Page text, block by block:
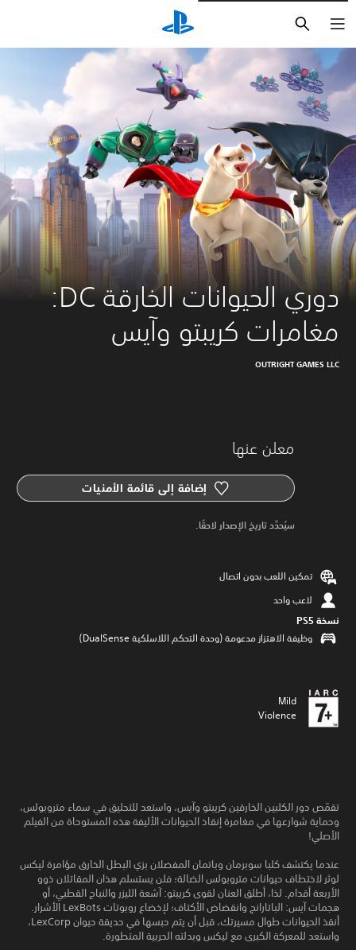
دوري الحیوانات الخارقة DC:
مغامرات كريبتو وآيس
OUTRIGHT GAMES LLC
معلن عنها
إضافة إلى قائمة الأمنيات
سيُحدَّد تاريخ الإصدار لاحقًا.
تمكين اللعب بدون اتصال
لاعب واحد
نسخة PS5‏
وظيفة الاهتزاز مدعومة (وحدة التحكم اللاسلكية DualSense‏)
Mild
Violence
تقمّص دور الكلبين الخارقين كريبتو وآيس، واستعد للتحليق في سماء متروبولس،
وحماية شوارعها في مغامرة إنقاذ الحيوانات الأليفة هذه المستوحاة من الفيلم
الأصلي!
عندما يكتشف كلبا سوبرمان وباتمان المفضلان بزي البطل الخارق مؤامرة ليكس
لوثر لاختطاف حيوانات متروبولس الضالة؛ فلن يستسلم هذان المقاتلان ذوو
الأربعة أقدام. لذا، أطلق العنان لقوى كريبتو: آشعة الليزر والنباح القطبي، أو
هجمات آيس: الباتارانج وانقضاض الأكتاف؛ لإخضاع روبوتات LexBots الأشرار.
أنقذ الحيوانات طوال مسيرتك، قبل أن يتم حبسها في حديقة حيوان LexCorp،
واستعد للمعركة الكبرى مع ليكس وبدلته الحربية المتطورة.